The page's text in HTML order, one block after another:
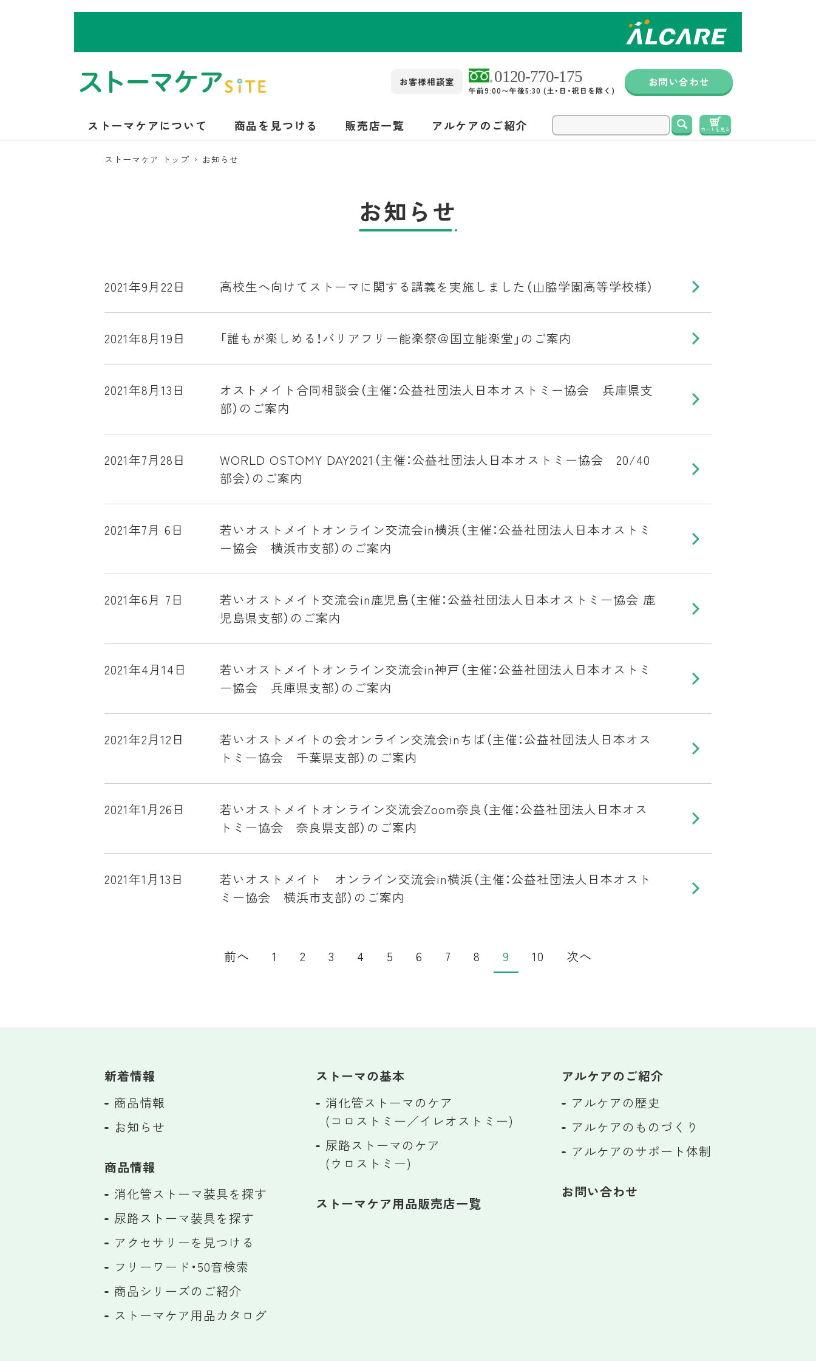
お客様相談室
午前9:00〜午後5:30 (土・日・祝日を除く)
お問い合わせ
ストーマケアについて 商品を見つける 販売店一覧 アルケアのご紹介 検索
カートを見る
ストーマケア トップ お知らせ
お知らせ
2021年9月22日 高校生へ向けてストーマに関する講義を実施しました（山脇学園高等学校様）
2021年8月19日 「誰もが楽しめる！バリアフリー能楽祭＠国立能楽堂」のご案内
2021年8月13日
オストメイト合同相談会（主催：公益社団法人日本オストミー協会 兵庫県支
部）のご案内
2021年7月28日
WORLD OSTOMY DAY2021（主催：公益社団法人日本オストミー協会 20/40
部会）のご案内
2021年7月 6日
若いオストメイトオンライン交流会in横浜（主催：公益社団法人日本オストミ
ー協会 横浜市支部）のご案内
2021年6月 7日
若いオストメイト交流会in鹿児島（主催：公益社団法人日本オストミー協会 鹿
児島県支部）のご案内
2021年4月14日
若いオストメイトオンライン交流会in神戸（主催：公益社団法人日本オストミ
ー協会 兵庫県支部）のご案内
2021年2月12日
若いオストメイトの会オンライン交流会inちば（主催：公益社団法人日本オス
トミー協会 千葉県支部）のご案内
2021年1月26日
若いオストメイトオンライン交流会Zoom奈良（主催：公益社団法人日本オス
トミー協会 奈良県支部）のご案内
2021年1月13日
若いオストメイト オンライン交流会in横浜（主催：公益社団法人日本オスト
ミー協会 横浜市支部）のご案内
前へ 1 2 3 4 5 6 7 8 9 10 次へ
新着情報
商品情報
お知らせ
商品情報
消化管ストーマ装具を探す
尿路ストーマ装具を探す
アクセサリーを見つける
フリーワード・50音検索
商品シリーズのご紹介
ストーマケア用品カタログ
ストーマの基本
消化管ストーマのケア
(コロストミー／イレオストミー)
尿路ストーマのケア
(ウロストミー)
ストーマケア用品販売店一覧
アルケアのご紹介
アルケアの歴史
アルケアのものづくり
アルケアのサポート体制
お問い合わせ